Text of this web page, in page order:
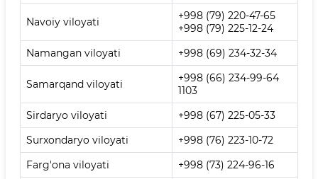
Navoiy viloyati
+998 (79) 220-47-65
+998 (79) 225-12-24
Namangan viloyati
+998 (69) 234-32-34
Samarqand viloyati
+998 (66) 234-99-64
1103
Sirdaryo viloyati
+998 (67) 225-05-33
Surxondaryo viloyati
+998 (76) 223-10-72
Farg'ona viloyati
+998 (73) 224-96-16